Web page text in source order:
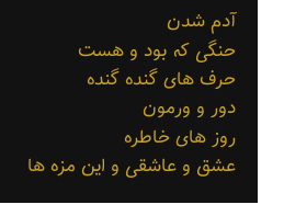
آدم شدن
حنگی که بود و هست
حرف های گنده گنده
دور و ورمون
روز های خاطره
عشق و عاشقی و این مزه ها